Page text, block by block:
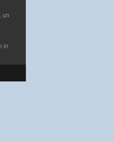
un
in